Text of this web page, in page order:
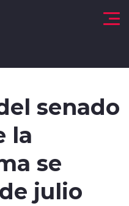
contenido
senado
la
se
julio